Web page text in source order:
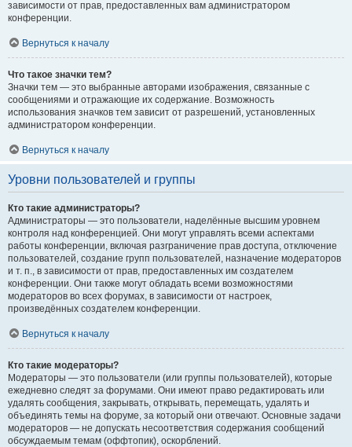
зависимости от прав, предоставленных вам администратором
конференции.
Вернуться к началу
Что такое значки тем?
Значки тем — это выбранные авторами изображения, связанные с
сообщениями и отражающие их содержание. Возможность
использования значков тем зависит от разрешений, установленных
администратором конференции.
Вернуться к началу
Уровни пользователей и группы
Кто такие администраторы?
Администраторы — это пользователи, наделённые высшим уровнем
контроля над конференцией. Они могут управлять всеми аспектами
работы конференции, включая разграничение прав доступа, отключение
пользователей, создание групп пользователей, назначение модераторов
и т. п., в зависимости от прав, предоставленных им создателем
конференции. Они также могут обладать всеми возможностями
модераторов во всех форумах, в зависимости от настроек,
произведённых создателем конференции.
Вернуться к началу
Кто такие модераторы?
Модераторы — это пользователи (или группы пользователей), которые
ежедневно следят за форумами. Они имеют право редактировать или
удалять сообщения, закрывать, открывать, перемещать, удалять и
объединять темы на форуме, за который они отвечают. Основные задачи
модераторов — не допускать несоответствия содержания сообщений
обсуждаемым темам (оффтопик), оскорблений.